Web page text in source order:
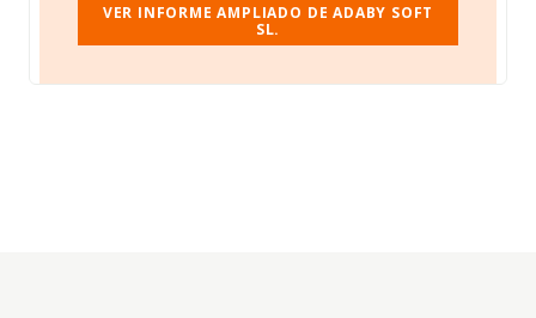
VER INFORME AMPLIADO DE ADABY SOFT
SL.